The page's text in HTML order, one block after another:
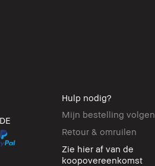
Hulp nodig?
Mijn bestelling volgen
Retour & omruilen
Zie hier af van de
koopovereenkomst